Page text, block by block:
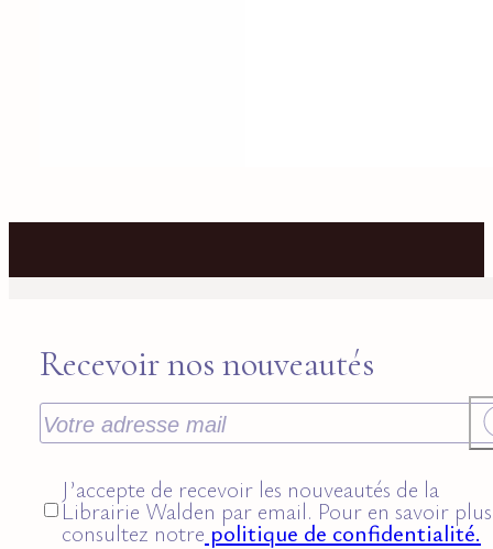
Recevoir nos nouveautés
J’accepte de recevoir les nouveautés de la
Librairie Walden par email. Pour en savoir
consultez notre politique de confidentialité.